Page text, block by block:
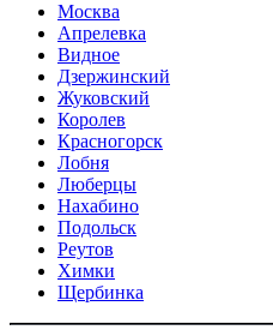
Москва
Апрелевка
Видное
Дзержинский
Жуковский
Королев
Красногорск
Лобня
Люберцы
Нахабино
Подольск
Реутов
Химки
Щербинка